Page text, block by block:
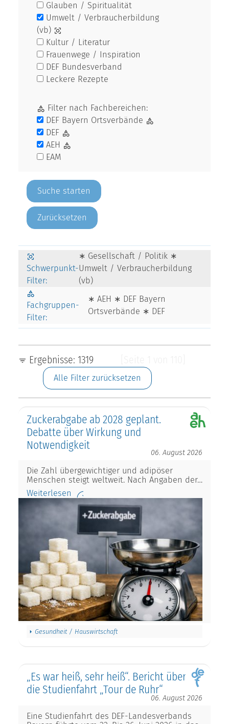
Glauben / Spiritualität
Umwelt / Verbraucherbildung
(vb)
Kultur / Literatur
Frauenwege / Inspiration
DEF Bundesverband
Leckere Rezepte
Filter nach Fachbereichen:
DEF Bayern Ortsverbände
DEF
AEH
EAM
Zurücksetzen
Schwerpunkt-
Filter:
∗ Gesellschaft / Politik ∗
Umwelt / Verbraucherbildung
(vb)
Fachgruppen-
Filter:
∗ AEH ∗ DEF Bayern
Ortsverbände ∗ DEF
Ergebnisse: 1319
Alle Filter zurücksetzen
Zuckerabgabe ab 2028 geplant.
Debatte über Wirkung und
Notwendigkeit
06. August 2026
Die Zahl übergewichtiger und adipöser
Menschen steigt weltweit. Nach Angaben der…
Weiterlesen
Gesundheit / Hauswirtschaft
„Es war heiß, sehr heiß“. Bericht über
die Studienfahrt „Tour de Ruhr“
06. August 2026
Eine Studienfahrt des DEF-Landesverbands